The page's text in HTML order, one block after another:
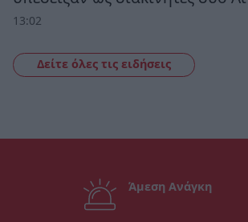
13:02
Δείτε όλες τις ειδήσεις
Άμεση Ανάγκη